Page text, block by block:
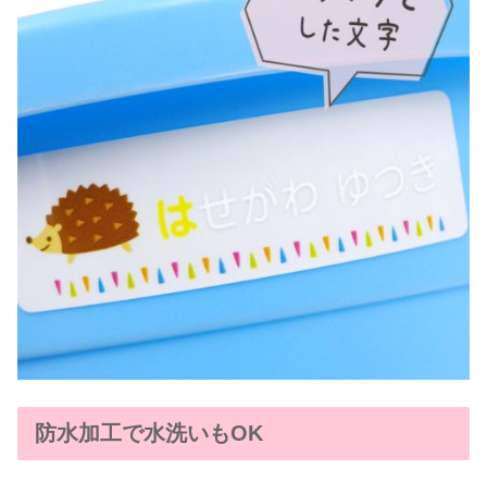
防水加工で水洗いもOK